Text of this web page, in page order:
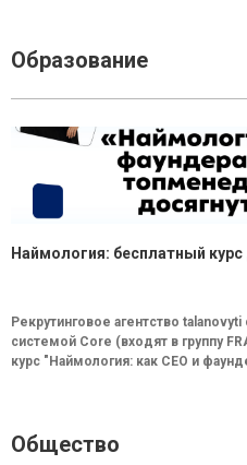
Образование
Наймология: бесплатный курс
Рекрутинговое агентство
системой Core (входят в группу
курс "Наймология: как СEO и
Общество